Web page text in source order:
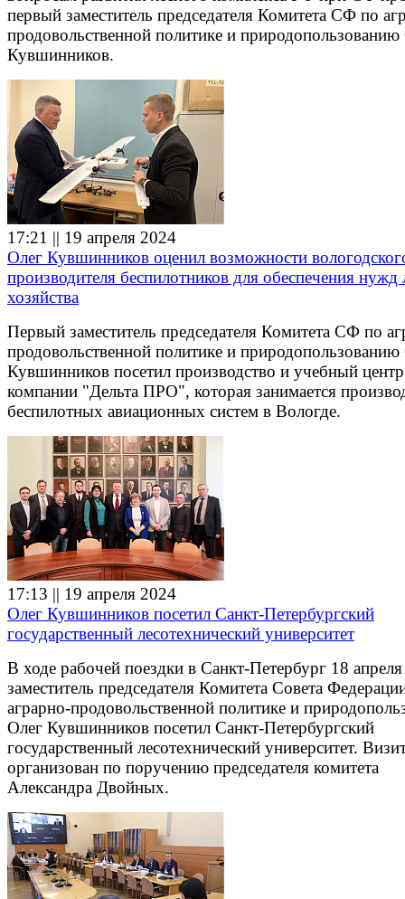
первый заместитель председателя Комитета СФ по
продовольственной политике и природопользованию
Кувшинников.
17:21 || 19 апреля 2024
Олег Кувшинников оценил возможности
производителя беспилотников для обеспечения нужд
хозяйства
Первый заместитель председателя Комитета СФ по
продовольственной политике и природопользованию
Кувшинников посетил производство и учебный центр
компании "Дельта ПРО", которая занимается
беспилотных авиационных систем в Вологде.
17:13 || 19 апреля 2024
Олег Кувшинников посетил Санкт-Петербургский
государственный лесотехнический университет
В ходе рабочей поездки в Санкт-Петербург 18
заместитель председателя Комитета Совета
аграрно-продовольственной политике и
Олег Кувшинников посетил Санкт-Петербургский
государственный лесотехнический университет.
организован по поручению председателя комитета
Александра Двойных.